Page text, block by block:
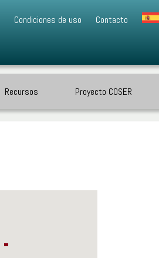
Condiciones de uso Contacto
Recursos Proyecto COSER